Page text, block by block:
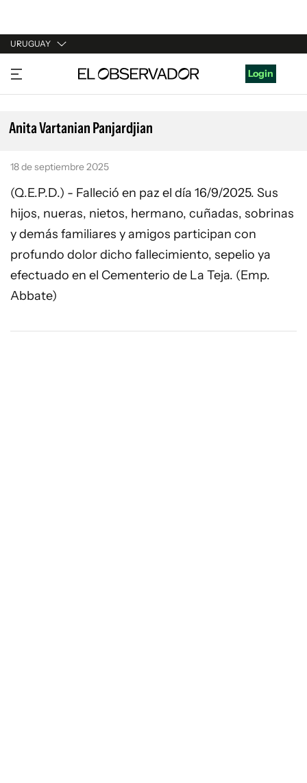
URUGUAY
URUGUAY
ARGENTINA
ESPAÑA
Login
Anita Vartanian Panjardjian
18 de septiembre 2025
(Q.E.P.D.) - Falleció en paz el día 16/9/2025. Sus
hijos, nueras, nietos, hermano, cuñadas, sobrinas
y demás familiares y amigos participan con
profundo dolor dicho fallecimiento, sepelio ya
efectuado en el Cementerio de La Teja. (Emp.
Abbate)